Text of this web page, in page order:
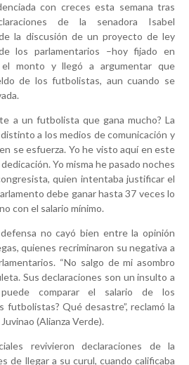
con creces esta semana tras
de la senadora Isabel
la discusión de un proyecto de ley
los parlamentarios –hoy fijado en
el monto y llegó a argumentar que
de los futbolistas, aun cuando se
a un futbolista que gana mucho? La
a los medios de comunicación y
se esfuerza. Yo he visto aquí en este
Yo misma he pasado noches
quien intentaba justificar el
debe ganar hasta 37 veces lo
con el salario mínimo.
no cayó bien entre la opinión
quienes recriminaron su negativa a
“No salgo de mi asombro
Sus declaraciones son un insulto a
puede comparar el salario de los
futbolistas? Qué desastre”, reclamó la
(Alianza Verde).
revivieron declaraciones de la
de llegar a su curul, cuando calificaba